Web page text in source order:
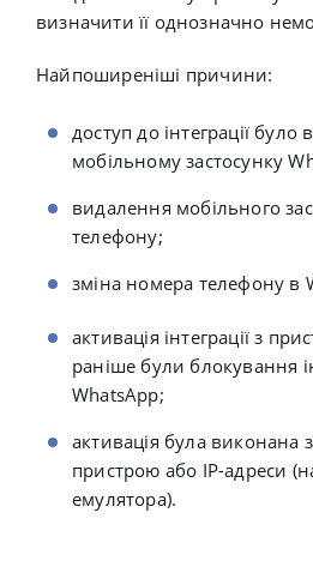
визначити її однозначно
Найпоширеніші причини:
доступ до інтеграції
мобільному застосунку
видалення мобільного
телефону;
зміна номера телефону в
активація інтеграції з
раніше були блокування
WhatsApp;
активація була виконана з
пристрою або IP-адреси
емулятора).